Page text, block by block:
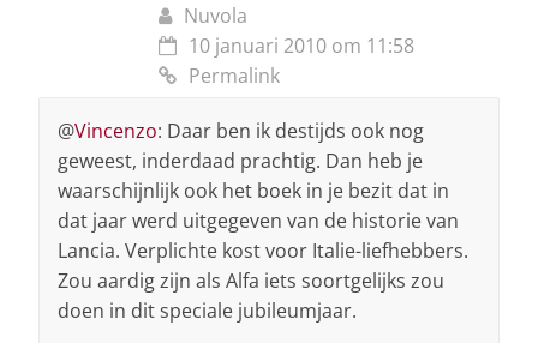
Nuvola
10 januari 2010 om 11:58
Permalink
@Vincenzo: Daar ben ik destijds ook nog
geweest, inderdaad prachtig. Dan heb je
waarschijnlijk ook het boek in je bezit dat in
dat jaar werd uitgegeven van de historie van
Lancia. Verplichte kost voor Italie-liefhebbers.
Zou aardig zijn als Alfa iets soortgelijks zou
doen in dit speciale jubileumjaar.